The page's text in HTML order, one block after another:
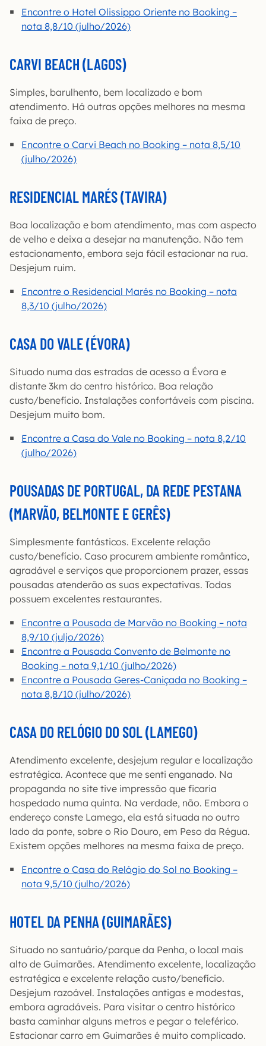
Encontre o Hotel Olissippo Oriente no Booking –
nota 8,8/10 (julho/2026)
CARVI BEACH (LAGOS)
Simples, barulhento, bem localizado e bom
atendimento. Há outras opções melhores na mesma
faixa de preço.
Encontre o Carvi Beach no Booking – nota 8,5/10
(julho/2026)
RESIDENCIAL MARÉS (TAVIRA)
Boa localização e bom atendimento, mas com aspecto
de velho e deixa a desejar na manutenção. Não tem
estacionamento, embora seja fácil estacionar na rua.
Desjejum ruim.
Encontre o Residencial Marés no Booking – nota
8,3/10 (julho/2026)
CASA DO VALE (ÉVORA)
Situado numa das estradas de acesso a Évora e
distante 3km do centro histórico. Boa relação
custo/benefício. Instalações confortáveis com piscina.
Desjejum muito bom.
Encontre a Casa do Vale no Booking – nota 8,2/10
(julho/2026)
POUSADAS DE PORTUGAL, DA REDE PESTANA
(MARVÃO, BELMONTE E GERÊS)
Simplesmente fantásticos. Excelente relação
custo/benefício. Caso procurem ambiente romântico,
agradável e serviços que proporcionem prazer, essas
pousadas atenderão as suas expectativas. Todas
possuem excelentes restaurantes.
Encontre a Pousada de Marvão no Booking – nota
8,9/10 (juljo/2026)
Encontre a Pousada Convento de Belmonte no
Booking – nota 9,1/10 (julho/2026)
Encontre a Pousada Geres-Caniçada no Booking –
nota 8,8/10 (julho/2026)
CASA DO RELÓGIO DO SOL (LAMEGO)
Atendimento excelente, desjejum regular e localização
estratégica. Acontece que me senti enganado. Na
propaganda no site tive impressão que ficaria
hospedado numa quinta. Na verdade, não. Embora o
endereço conste Lamego, ela está situada no outro
lado da ponte, sobre o Rio Douro, em Peso da Régua.
Existem opções melhores na mesma faixa de preço.
Encontre o Casa do Relógio do Sol no Booking –
nota 9,5/10 (julho/2026)
HOTEL DA PENHA (GUIMARÃES)
Situado no santuário/parque da Penha, o local mais
alto de Guimarães. Atendimento excelente, localização
estratégica e excelente relação custo/benefício.
Desjejum razoável. Instalações antigas e modestas,
embora agradáveis. Para visitar o centro histórico
basta caminhar alguns metros e pegar o teleférico.
Estacionar carro em Guimarães é muito complicado.